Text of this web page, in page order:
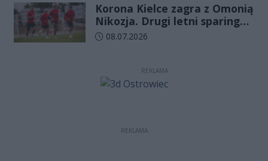
Korona Kielce zagra z Omonią
Nikozja. Drugi letni sparing
odbędzie się na EXBUD Arenie
Data dodania artykułu:
08.07.2026
REKLAMA
REKLAMA